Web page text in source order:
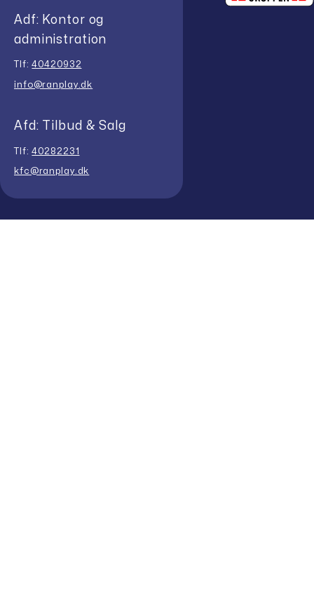
Adf: Kontor og
administration
Tlf:40420932
info@ranplay.dk
Afd: Tilbud & Salg
Tlf:40282231
kfc@ranplay.dk